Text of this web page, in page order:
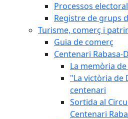
Processos
Registre de grups
Turisme, comerç i
Guia de comerç
Centenari Rabasa-
La memòria
"La victòria de
centenari
Sortida al
Centenari